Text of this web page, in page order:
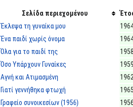
Σελίδα περιεχομένου
Έκλεψα τη γυναίκα μου
Ένα παιδί χωρίς όνομα
Όλα για το παιδί της
Όσο Υπάρχουν Γυναίκες
Αγνή και Ατιμασμένη
Γιατί γεννήθηκα φτωχή
Γραφείο συνοικεσίων (1956)